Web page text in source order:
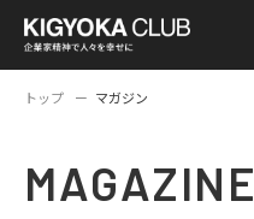
トップ マガジン
MAGAZINE